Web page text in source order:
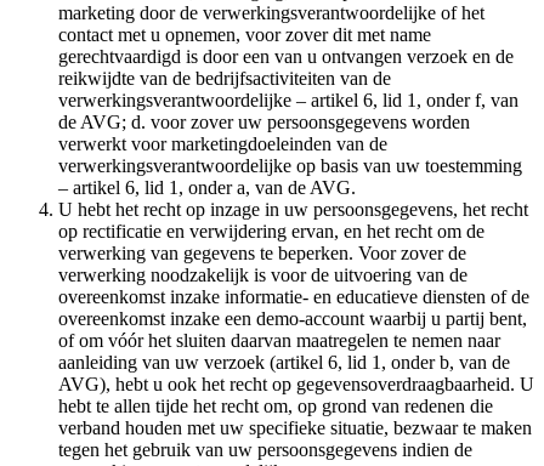
marketing door de verwerkingsverantwoordelijke of het
contact met u opnemen, voor zover dit met name
gerechtvaardigd is door een van u ontvangen verzoek en de
reikwijdte van de bedrijfsactiviteiten van de
verwerkingsverantwoordelijke – artikel 6, lid 1, onder f, van
de AVG; d. voor zover uw persoonsgegevens worden
verwerkt voor marketingdoeleinden van de
verwerkingsverantwoordelijke op basis van uw toestemming
– artikel 6, lid 1, onder a, van de AVG.
U hebt het recht op inzage in uw persoonsgegevens, het recht
op rectificatie en verwijdering ervan, en het recht om de
verwerking van gegevens te beperken. Voor zover de
verwerking noodzakelijk is voor de uitvoering van de
overeenkomst inzake informatie- en educatieve diensten of de
overeenkomst inzake een demo-account waarbij u partij bent,
of om vóór het sluiten daarvan maatregelen te nemen naar
aanleiding van uw verzoek (artikel 6, lid 1, onder b, van de
AVG), hebt u ook het recht op gegevensoverdraagbaarheid. U
hebt te allen tijde het recht om, op grond van redenen die
verband houden met uw specifieke situatie, bezwaar te maken
tegen het gebruik van uw persoonsgegevens indien de